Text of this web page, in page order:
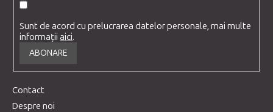
Sunt de acord cu prelucrarea datelor personale, mai multe
informațiiaici.
ABONARE
Contact
Despre noi